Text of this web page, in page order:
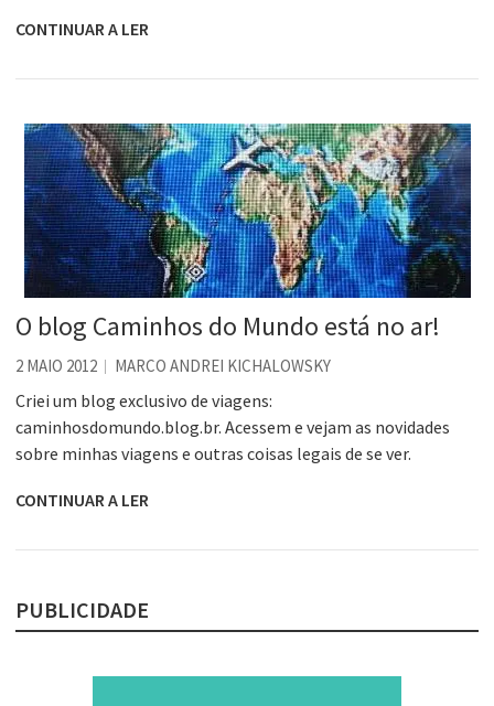
CONTINUAR A LER
O blog Caminhos do Mundo está no ar!
2 MAIO 2012 MARCO ANDREI KICHALOWSKY
Criei um blog exclusivo de viagens:
caminhosdomundo.blog.br. Acessem e vejam as novidades
sobre minhas viagens e outras coisas legais de se ver.
CONTINUAR A LER
PUBLICIDADE